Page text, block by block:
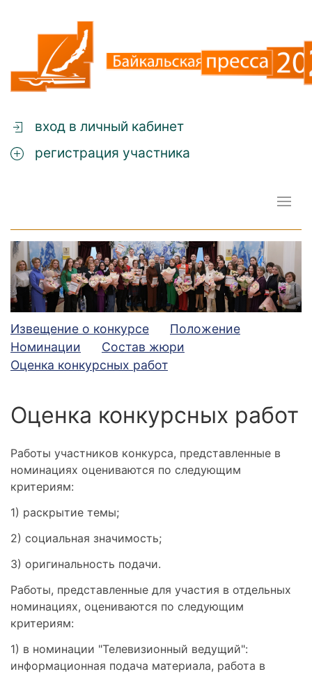
вход в личный кабинет
регистрация участника
Дополнительное меню
Извещение о конкурсе
Положение
Номинации
Состав жюри
Оценка конкурсных работ
Оценка конкурсных работ
Работы участников конкурса, представленные в
номинациях оцениваются по следующим
критериям:
1) раскрытие темы;
2) социальная значимость;
3) оригинальность подачи.
Работы, представленные для участия в отдельных
номинациях, оцениваются по следующим
критериям:
1) в номинации "Телевизионный ведущий":
информационная подача материала, работа в